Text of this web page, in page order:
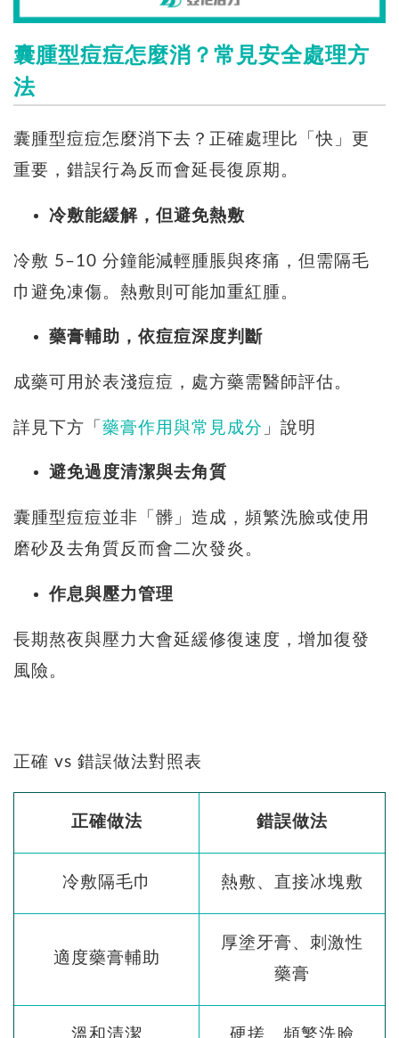
囊腫型痘痘怎麼消？常見安全處理方
法
囊腫型痘痘怎麼消下去？正確處理比「快」更
重要，錯誤行為反而會延長復原期。
冷敷能緩解，但避免熱敷
冷敷 5–10 分鐘能減輕腫脹與疼痛，但需隔毛
巾避免凍傷。熱敷則可能加重紅腫。
藥膏輔助，依痘痘深度判斷
成藥可用於表淺痘痘，處方藥需醫師評估。
詳見下方「 藥膏作用與常見成分 」說明
避免過度清潔與去角質
囊腫型痘痘並非「髒」造成，頻繁洗臉或使用
磨砂及去角質反而會二次發炎。
作息與壓力管理
長期熬夜與壓力大會延緩修復速度，增加復發
風險。
正確 vs 錯誤做法對照表
正確做法 錯誤做法
冷敷隔毛巾 熱敷、直接冰塊敷
適度藥膏輔助
厚塗牙膏、刺激性
藥膏